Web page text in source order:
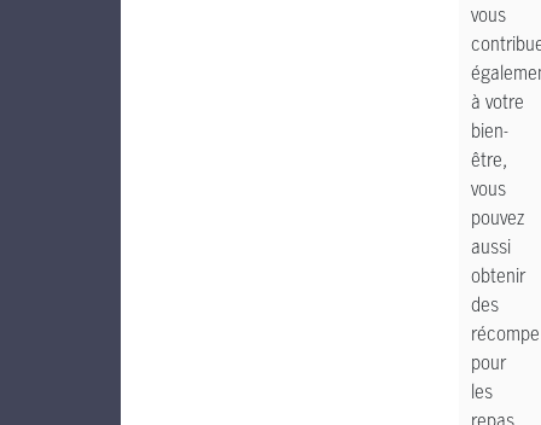
vous
à votre
bien-
être,
vous
pouvez
aussi
obtenir
des
pour
les